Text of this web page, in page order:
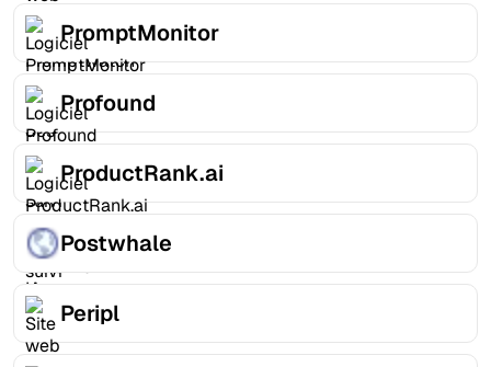
PromptMonitor
Profound
ProductRank.ai
Postwhale
Peripl